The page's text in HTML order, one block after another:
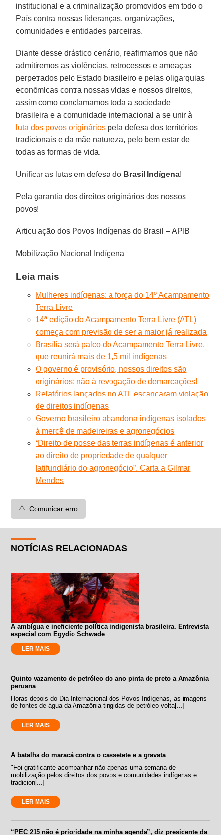
institucional e a criminalização promovidos em todo o
País contra nossas lideranças, organizações,
comunidades e entidades parceiras.
Diante desse drástico cenário, reafirmamos que não
admitiremos as violências, retrocessos e ameaças
perpetrados pelo Estado brasileiro e pelas oligarquias
econômicas contra nossas vidas e nossos direitos,
assim como conclamamos toda a sociedade
brasileira e a comunidade internacional a se unir à
luta dos povos originários pela defesa dos territórios
tradicionais e da mãe natureza, pelo bem estar de
todas as formas de vida.
Unificar as lutas em defesa do Brasil Indígena!
Pela garantia dos direitos originários dos nossos
povos!
Articulação dos Povos Indígenas do Brasil – APIB
Mobilização Nacional Indígena
Leia mais
Mulheres indígenas: a força do 14º Acampamento
Terra Livre
14ª edição do Acampamento Terra Livre (ATL)
começa com previsão de ser a maior já realizada
Brasília será palco do Acampamento Terra Livre,
que reunirá mais de 1,5 mil indígenas
O governo é provisório, nossos direitos são
originários: não à revogação de demarcações!
Relatórios lançados no ATL escancaram violação
de direitos indígenas
Governo brasileiro abandona indígenas isolados
à mercê de madeireiras e agronegócios
“Direito de posse das terras indígenas é anterior
ao direito de propriedade de qualquer
latifundiário do agronegócio”. Carta a Gilmar
Mendes
⚠️ Comunicar erro
NOTÍCIAS RELACIONADAS
A ambígua e ineficiente política indigenista brasileira. Entrevista
especial com Egydio Schwade
LER MAIS
Quinto vazamento de petróleo do ano pinta de preto a Amazônia
peruana
Horas depois do Dia Internacional dos Povos Indígenas, as imagens
de fontes de água da Amazônia tingidas de petróleo volta[...]
LER MAIS
A batalha do maracá contra o cassetete e a gravata
"Foi gratificante acompanhar não apenas uma semana de
mobilização pelos direitos dos povos e comunidades indígenas e
tradicion[...]
LER MAIS
“PEC 215 não é prioridade na minha agenda”, diz presidente da